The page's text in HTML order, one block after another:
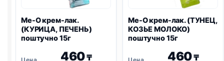
Me-O крем-лак.
(КУРИЦА, ПЕЧЕНЬ)
поштучно 15г
460₸
Me-O крем-лак. (ТУНЕЦ,
КОЗЬЕ МОЛОКО)
поштучно 15г
460₸